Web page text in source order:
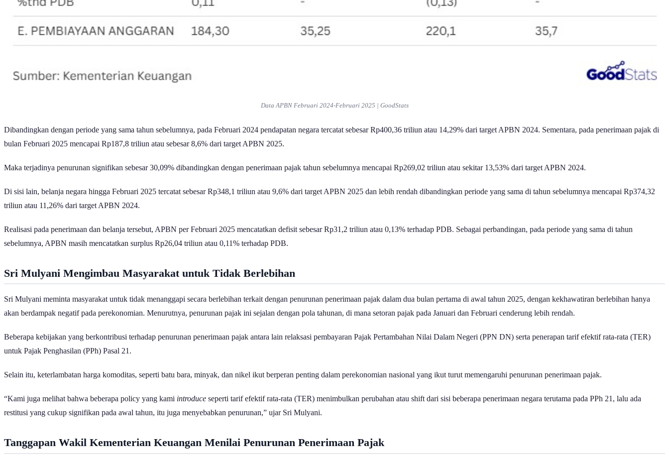
Data APBN Februari 2024-Februari 2025 | GoodStats
Dibandingkan dengan periode yang sama tahun sebelumnya, pada Februari 2024 pendapatan negara tercatat sebesar Rp400,36 triliun atau 14,29% dari target APBN 2024. Sementara, pada penerimaan pajak di
bulan Februari 2025 mencapai Rp187,8 triliun atau sebesar 8,6% dari target APBN 2025.
Maka terjadinya penurunan signifikan sebesar 30,09% dibandingkan dengan penerimaan pajak tahun sebelumnya mencapai Rp269,02 triliun atau sekitar 13,53% dari target APBN 2024.
Di sisi lain, belanja negara hingga Februari 2025 tercatat sebesar Rp348,1 triliun atau 9,6% dari target APBN 2025 dan lebih rendah dibandingkan periode yang sama di tahun sebelumnya mencapai Rp374,32
triliun atau 11,26% dari target APBN 2024.
Realisasi pada penerimaan dan belanja tersebut, APBN per Februari 2025 mencatatkan defisit sebesar Rp31,2 triliun atau 0,13% terhadap PDB. Sebagai perbandingan, pada periode yang sama di tahun
sebelumnya, APBN masih mencatatkan surplus Rp26,04 triliun atau 0,11% terhadap PDB.
Sri Mulyani Mengimbau Masyarakat untuk Tidak Berlebihan
Sri Mulyani meminta masyarakat untuk tidak menanggapi secara berlebihan terkait dengan penurunan penerimaan pajak dalam dua bulan pertama di awal tahun 2025, dengan kekhawatiran berlebihan hanya
akan berdampak negatif pada perekonomian. Menurutnya, penurunan pajak ini sejalan dengan pola tahunan, di mana setoran pajak pada Januari dan Februari cenderung lebih rendah.
Beberapa kebijakan yang berkontribusi terhadap penurunan penerimaan pajak antara lain relaksasi pembayaran Pajak Pertambahan Nilai Dalam Negeri (PPN DN) serta penerapan tarif efektif rata-rata (TER)
untuk Pajak Penghasilan (PPh) Pasal 21.
Selain itu, keterlambatan harga komoditas, seperti batu bara, minyak, dan nikel ikut berperan penting dalam perekonomian nasional yang ikut turut memengaruhi penurunan penerimaan pajak.
“Kami juga melihat bahwa beberapa policy yang kami introduce seperti tarif efektif rata-rata (TER) menimbulkan perubahan atau shift dari sisi beberapa penerimaan negara terutama pada PPh 21, lalu ada
restitusi yang cukup signifikan pada awal tahun, itu juga menyebabkan penurunan,” ujar Sri Mulyani.
Tanggapan Wakil Kementerian Keuangan Menilai Penurunan Penerimaan Pajak